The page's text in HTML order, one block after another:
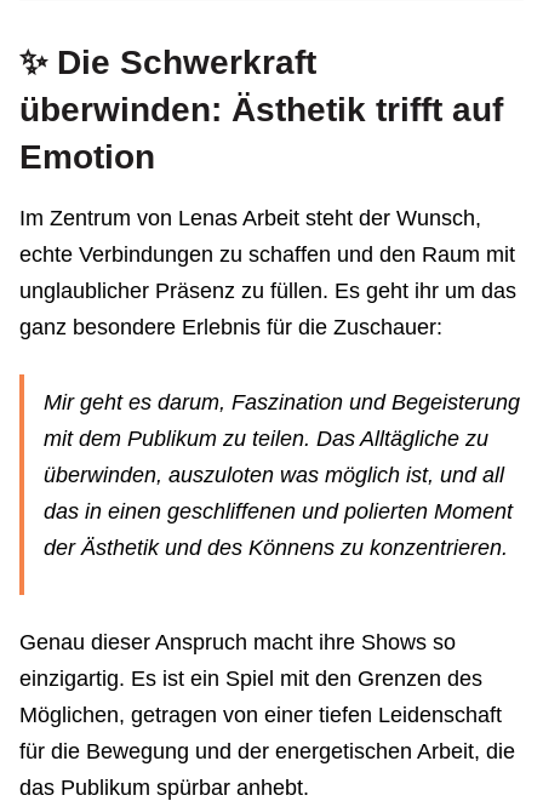
✨ Die Schwerkraft
überwinden: Ästhetik trifft auf
Emotion
Im Zentrum von Lenas Arbeit steht der Wunsch,
echte Verbindungen zu schaffen und den Raum mit
unglaublicher Präsenz zu füllen. Es geht ihr um das
ganz besondere Erlebnis für die Zuschauer:
Mir geht es darum, Faszination und Begeisterung
mit dem Publikum zu teilen. Das Alltägliche zu
überwinden, auszuloten was möglich ist, und all
das in einen geschliffenen und polierten Moment
der Ästhetik und des Könnens zu konzentrieren.
Genau dieser Anspruch macht ihre Shows so
einzigartig. Es ist ein Spiel mit den Grenzen des
Möglichen, getragen von einer tiefen Leidenschaft
für die Bewegung und der energetischen Arbeit, die
das Publikum spürbar anhebt.